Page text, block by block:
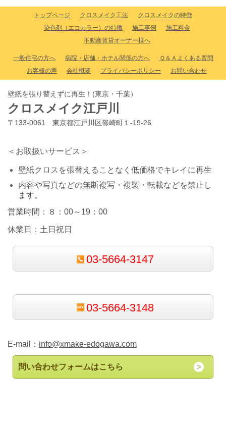
トップページ クロスメイク工法
クロスメイクの特徴
染色剤（エコカラー）の特徴
施工事例
施工料金
不動産賃貸オーナー様へ
一般住宅の方へ 病院・店舗・ホテル関係の方へ
Ｑ＆Ａよくある質問
お客様の声
会社概要 プライバシーポリシー お問い合わせ
壁紙を張り替えずに再生！(東京・千葉）
クロスメイク江戸川
〒133-0061 東京都江戸川区篠崎町１-19-26
＜お取扱いサービス＞
壁紙クロスを張替えることなく低価格でキレイに再生
内容や写真などの無断複写・複製・転載などを禁止し
ます。
営業時間：８：00～19：00
休業日：土日祝日
03-5664-3147
03-5664-3148
E-mail： info@xmake-edogawa.com
問い合わせフォームはこちら